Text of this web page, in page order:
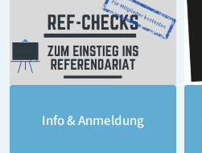
Info & Anmeldung